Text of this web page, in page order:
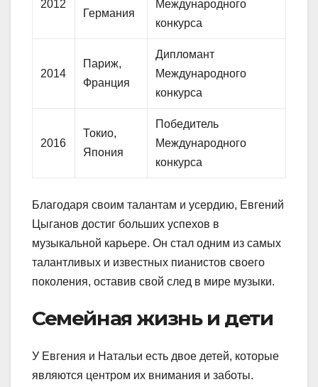
2012
Германия
Международного
конкурса
2014
Париж,
Франция
Дипломант
Международного
конкурса
2016
Токио,
Япония
Победитель
Международного
конкурса
Благодаря своим талантам и усердию, Евгений
Цыганов достиг больших успехов в
музыкальной карьере. Он стал одним из самых
талантливых и известных пианистов своего
поколения, оставив свой след в мире музыки.
Семейная жизнь и дети
У Евгения и Натальи есть двое детей, которые
являются центром их внимания и заботы.